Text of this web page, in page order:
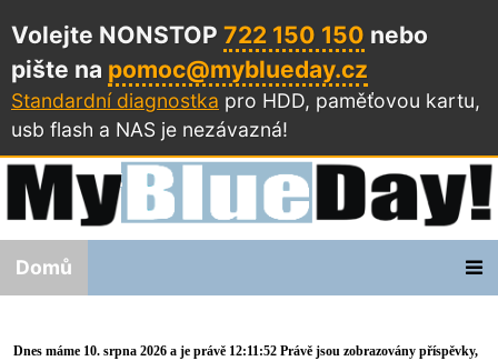
Volejte NONSTOP 722 150 150 nebo
pište na pomoc@myblueday.cz
Standardní diagnostka pro HDD, paměťovou kartu,
usb flash a NAS je nezávazná!
Domů
Dnes máme 10. srpna 2026 a je právě 12:11:52 Právě jsou zobrazovány příspěvky,